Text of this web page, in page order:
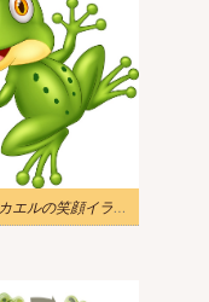
かわいいカエルの笑顔イラスト